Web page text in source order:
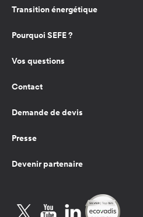
Transition énergétique
Pourquoi SEFE ?
Vos questions
Contact
Demande de devis
Presse
Devenir partenaire
TwitterYouTubeLinkedIn